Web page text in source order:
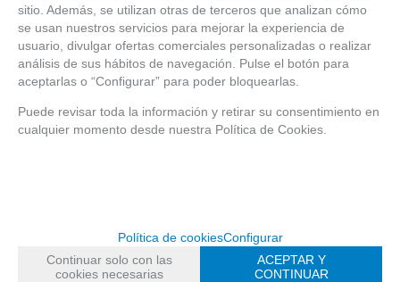
sitio. Además, se utilizan otras de terceros que analizan cómo
se usan nuestros servicios para mejorar la experiencia de
usuario, divulgar ofertas comerciales personalizadas o realizar
análisis de sus hábitos de navegación. Pulse el botón para
aceptarlas o “Configurar” para poder bloquearlas.
Puede revisar toda la información y retirar su consentimiento en
cualquier momento desde nuestra Política de Cookies.
Política de cookiesConfigurar
Continuar solo con las
cookies necesarias
ACEPTAR Y
CONTINUAR